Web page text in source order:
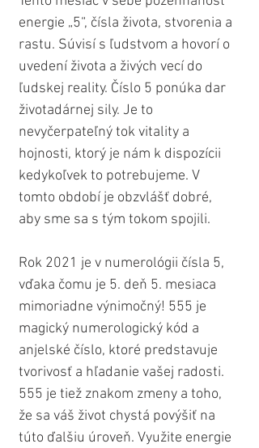
energie „5“, čísla života, stvorenia a
rastu. Súvisí s ľudstvom a hovorí o
uvedení života a živých vecí do
ľudskej reality. Číslo 5 ponúka dar
životadárnej sily. Je to
nevyčerpateľný tok vitality a
hojnosti, ktorý je nám k dispozícii
kedykoľvek to potrebujeme. V
tomto období je obzvlášť dobré,
aby sme sa s tým tokom spojili.
Rok 2021 je v numerológii čísla 5,
vďaka čomu je 5. deň 5. mesiaca
mimoriadne výnimočný! 555 je
magický numerologický kód a
anjelské číslo, ktoré predstavuje
tvorivosť a hľadanie vašej radosti.
555 je tiež znakom zmeny a toho,
že sa váš život chystá povýšiť na
túto ďalšiu úroveň. Využite energie